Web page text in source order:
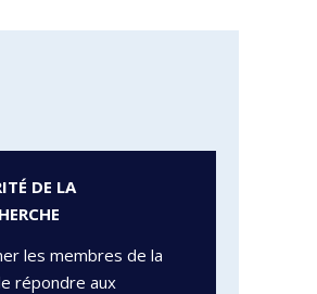
DE LA
les membres de la
répondre aux